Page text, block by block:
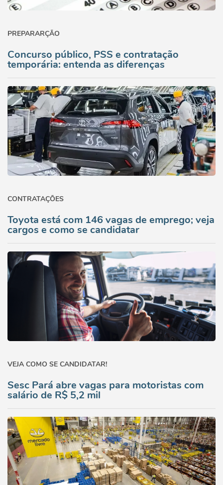
PREPARARÇÃO
Concurso público, PSS e contratação
temporária: entenda as diferenças
CONTRATAÇÕES
Toyota está com 146 vagas de emprego; veja
cargos e como se candidatar
VEJA COMO SE CANDIDATAR!
Sesc Pará abre vagas para motoristas com
salário de R$ 5,2 mil